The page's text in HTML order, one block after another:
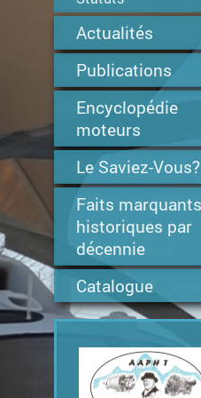
Actualités
Publications
Encyclopédie
moteurs
Le Saviez-Vous?
Faits marquants
historiques par
décennie
Catalogue